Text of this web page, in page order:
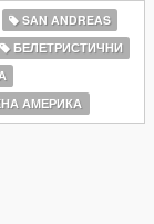
SAN ANDREAS
БЕЛЕТРИСТИЧНИ
АМЕРИКА